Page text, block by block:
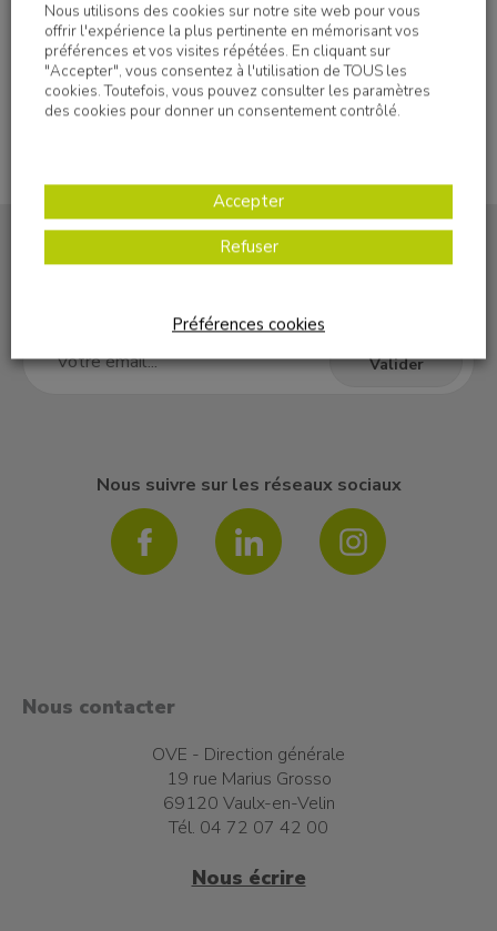
Nous suivre sur les réseaux sociaux
Nous contacter
OVE - Direction générale
19 rue Marius Grosso
69120 Vaulx-en-Velin
Tél. 04 72 07 42 00
Nous écrire
Nous utilisons des cookies sur notre site web pour vous
offrir l'expérience la plus pertinente en mémorisant vos
préférences et vos visites répétées. En cliquant sur
"Accepter", vous consentez à l'utilisation de TOUS les
cookies. Toutefois, vous pouvez consulter les paramètres
des cookies pour donner un consentement contrôlé.
Accepter
Refuser
Préférences cookies